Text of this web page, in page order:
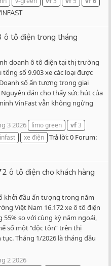
ô tô điện trong tháng
doanh ô tô điện tại thị trường
số 9.903 xe các loại được
số ấn tượng trong giai
đán cho thấy sức hút của
VinFast vẫn không ngừng
3 2026 limo green vf3
xe điện Trả lời: 0 Forum:
ô tô điện cho khách hàng
khởi đầu ấn tượng trong năm
Việt Nam 16.172 xe ô tô điện
so với cùng kỳ năm ngoái,
số một “độc tôn” trên thị
Tháng 1/2026 là tháng đầu
2 2026